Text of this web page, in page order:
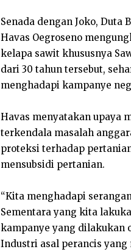
Senada dengan Joko, Duta
Havas Oegroseno
kelapa sawit khususnya
dari 30 tahun tersebut,
menghadapi kampanye
Havas menyatakan upaya
terkendala masalah
proteksi terhadap
mensubsidi pertanian.
“Kita menghadapi
Sementara yang kita
kampanye yang dilakukan
Industri asal perancis yang